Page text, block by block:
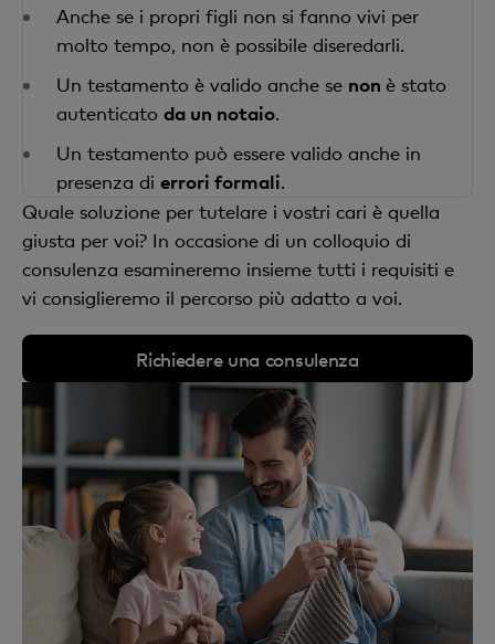
Anche se i propri figli non si fanno vivi per
molto tempo, non è possibile diseredarli.
Un testamento è valido anche se non è stato
autenticato da un notaio.
Un testamento può essere valido anche in
presenza di errori formali.
Quale soluzione per tutelare i vostri cari è quella
giusta per voi? In occasione di un colloquio di
consulenza esamineremo insieme tutti i requisiti e
vi consiglieremo il percorso più adatto a voi.
Richiedere una consulenza